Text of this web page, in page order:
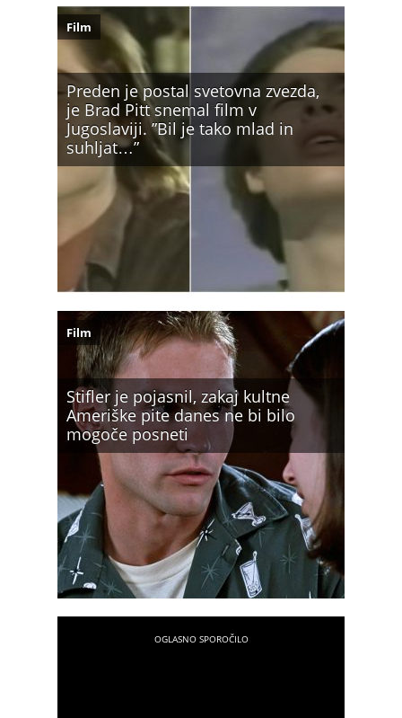
Preden je postal svetovna zvezda,
je Brad Pitt snemal film v
Jugoslaviji. ”Bil je tako mlad in
suhljat…”
Film
Stifler je pojasnil, zakaj kultne
Ameriške pite danes ne bi bilo
mogoče posneti
Film